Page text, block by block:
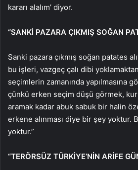
kararı alalım’ diyor.
“SANKİ PAZARA ÇIKMIŞ SOĞAN
Sanki pazara çıkmış soğan patates
bu işleri, vazgeç çalı dibi
seçimlerin zamanında yapılmasına
çünkü erken seçim düşü görmek,
aramak kadar abuk sabuk bir halin
erkene alınması diye bir şey yoktur.
yoktur.”
“TERÖRSÜZ TÜRKİYE’NİN ARİFE